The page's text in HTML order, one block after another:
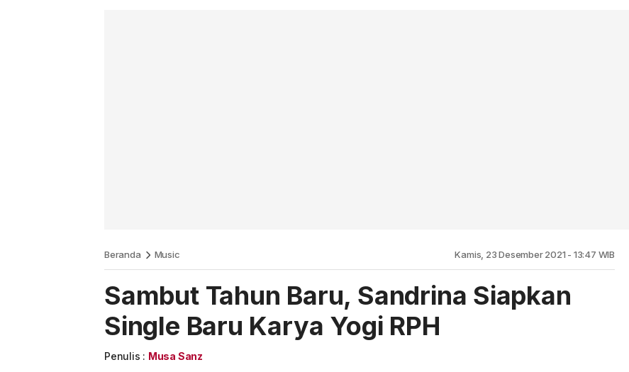
Beranda Music Kamis, 23 Desember 2021 - 13:47 WIB
Sambut Tahun Baru, Sandrina Siapkan
Single Baru Karya Yogi RPH
Penulis : Musa Sanz